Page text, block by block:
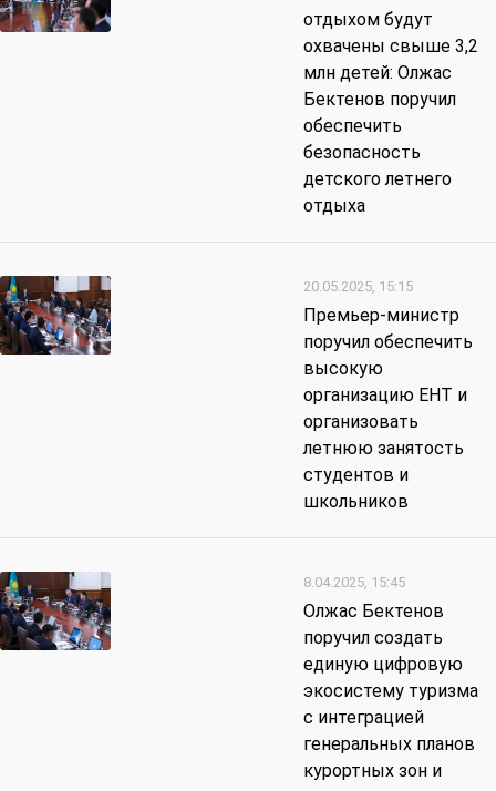
отдыхом будут
охвачены свыше 3,2
млн детей: Олжас
Бектенов поручил
обеспечить
безопасность
детского летнего
отдыха
20.05.2025, 15:15
Премьер-министр
поручил обеспечить
высокую
организацию ЕНТ и
организовать
летнюю занятость
студентов и
школьников
8.04.2025, 15:45
Олжас Бектенов
поручил создать
единую цифровую
экосистему туризма
с интеграцией
генеральных планов
курортных зон и